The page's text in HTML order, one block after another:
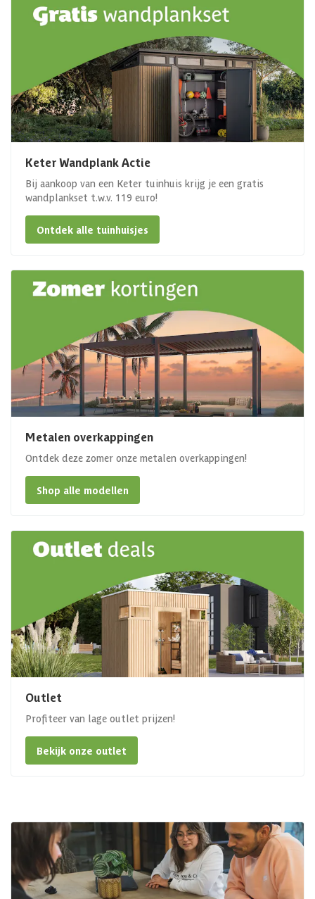
Keter Wandplank Actie
Bij aankoop van een Keter tuinhuis krijg je een gratis
wandplankset t.w.v. 119 euro!
Ontdek alle tuinhuisjes
Metalen overkappingen
Ontdek deze zomer onze metalen overkappingen!
Shop alle modellen
Outlet
Profiteer van lage outlet prijzen!
Bekijk onze outlet